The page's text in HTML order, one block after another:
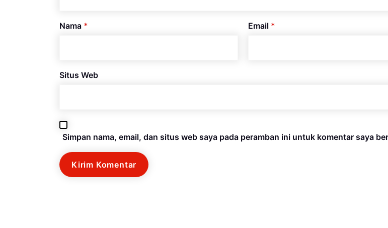
Nama * Email *
Situs Web
Simpan nama, email, dan situs web saya pada peramban ini untuk komentar saya